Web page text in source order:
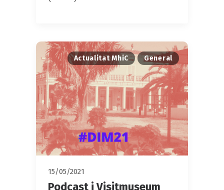
Actualitat MhiC General
15/05/2021
Podcast i Visitmuseum